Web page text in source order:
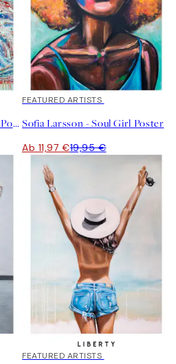
Sofia Larsson - Daydreamer Poster
40%*
FEATURED ARTISTS
Sofia Larsson - Soul Girl Poster
Ab 11,97 €19,95 €
40%*
FEATURED ARTISTS